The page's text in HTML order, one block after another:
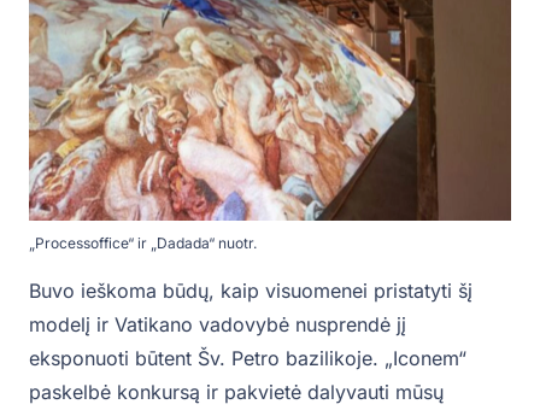
„Processoffice“ ir „Dadada“ nuotr.
Buvo ieškoma būdų, kaip visuomenei pristatyti šį
modelį ir Vatikano vadovybė nusprendė jį
eksponuoti būtent Šv. Petro bazilikoje. „Iconem“
paskelbė konkursą ir pakvietė dalyvauti mūsų